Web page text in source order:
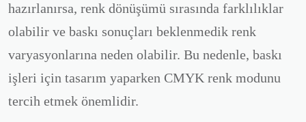
hazırlanırsa, renk dönüşümü sırasında farklılıklar
olabilir ve baskı sonuçları beklenmedik renk
varyasyonlarına neden olabilir. Bu nedenle, baskı
işleri için tasarım yaparken CMYK renk modunu
tercih etmek önemlidir.